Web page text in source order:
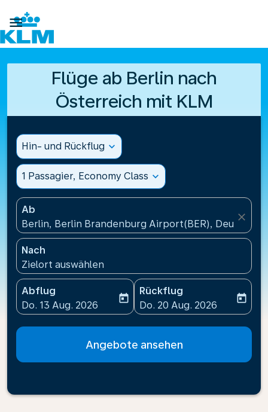

Flüge ab Berlin nach
Österreich mit KLM
Hin- und Rückflug expand_more
1 Passagier, Economy Class expand_more
Ab
Berlin, Berlin Brandenburg Airport(BER),
close
Nach
Zielort auswählen
Abflug
fc-booking-departure-date-aria-label
Do. 13 Aug. 2026
today
Rückflug
fc-booking-return-date-
Do. 20 Aug. 2026
today
Angebote ansehen